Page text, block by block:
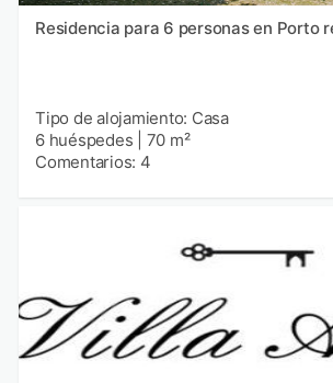
Residencia para 6 personas en Porto
Tipo de alojamiento: Casa
6 huéspedes
70 m²
Comentarios: 4